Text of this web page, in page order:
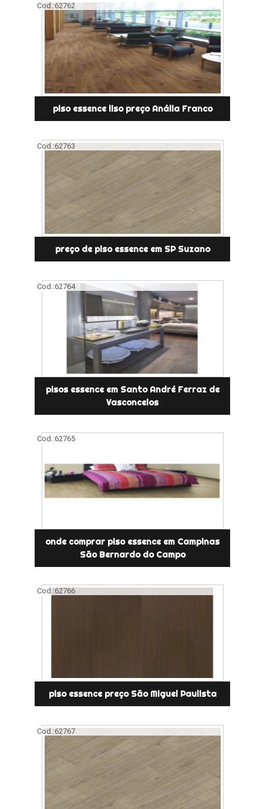
Cod.:62762
piso essence liso preço Anália Franco
Cod.:62763
preço de piso essence em SP Suzano
Cod.:62764
pisos essence em Santo André Ferraz de
Vasconcelos
Cod.:62765
onde comprar piso essence em Campinas
São Bernardo do Campo
Cod.:62766
piso essence preço São Miguel Paulista
Cod.:62767